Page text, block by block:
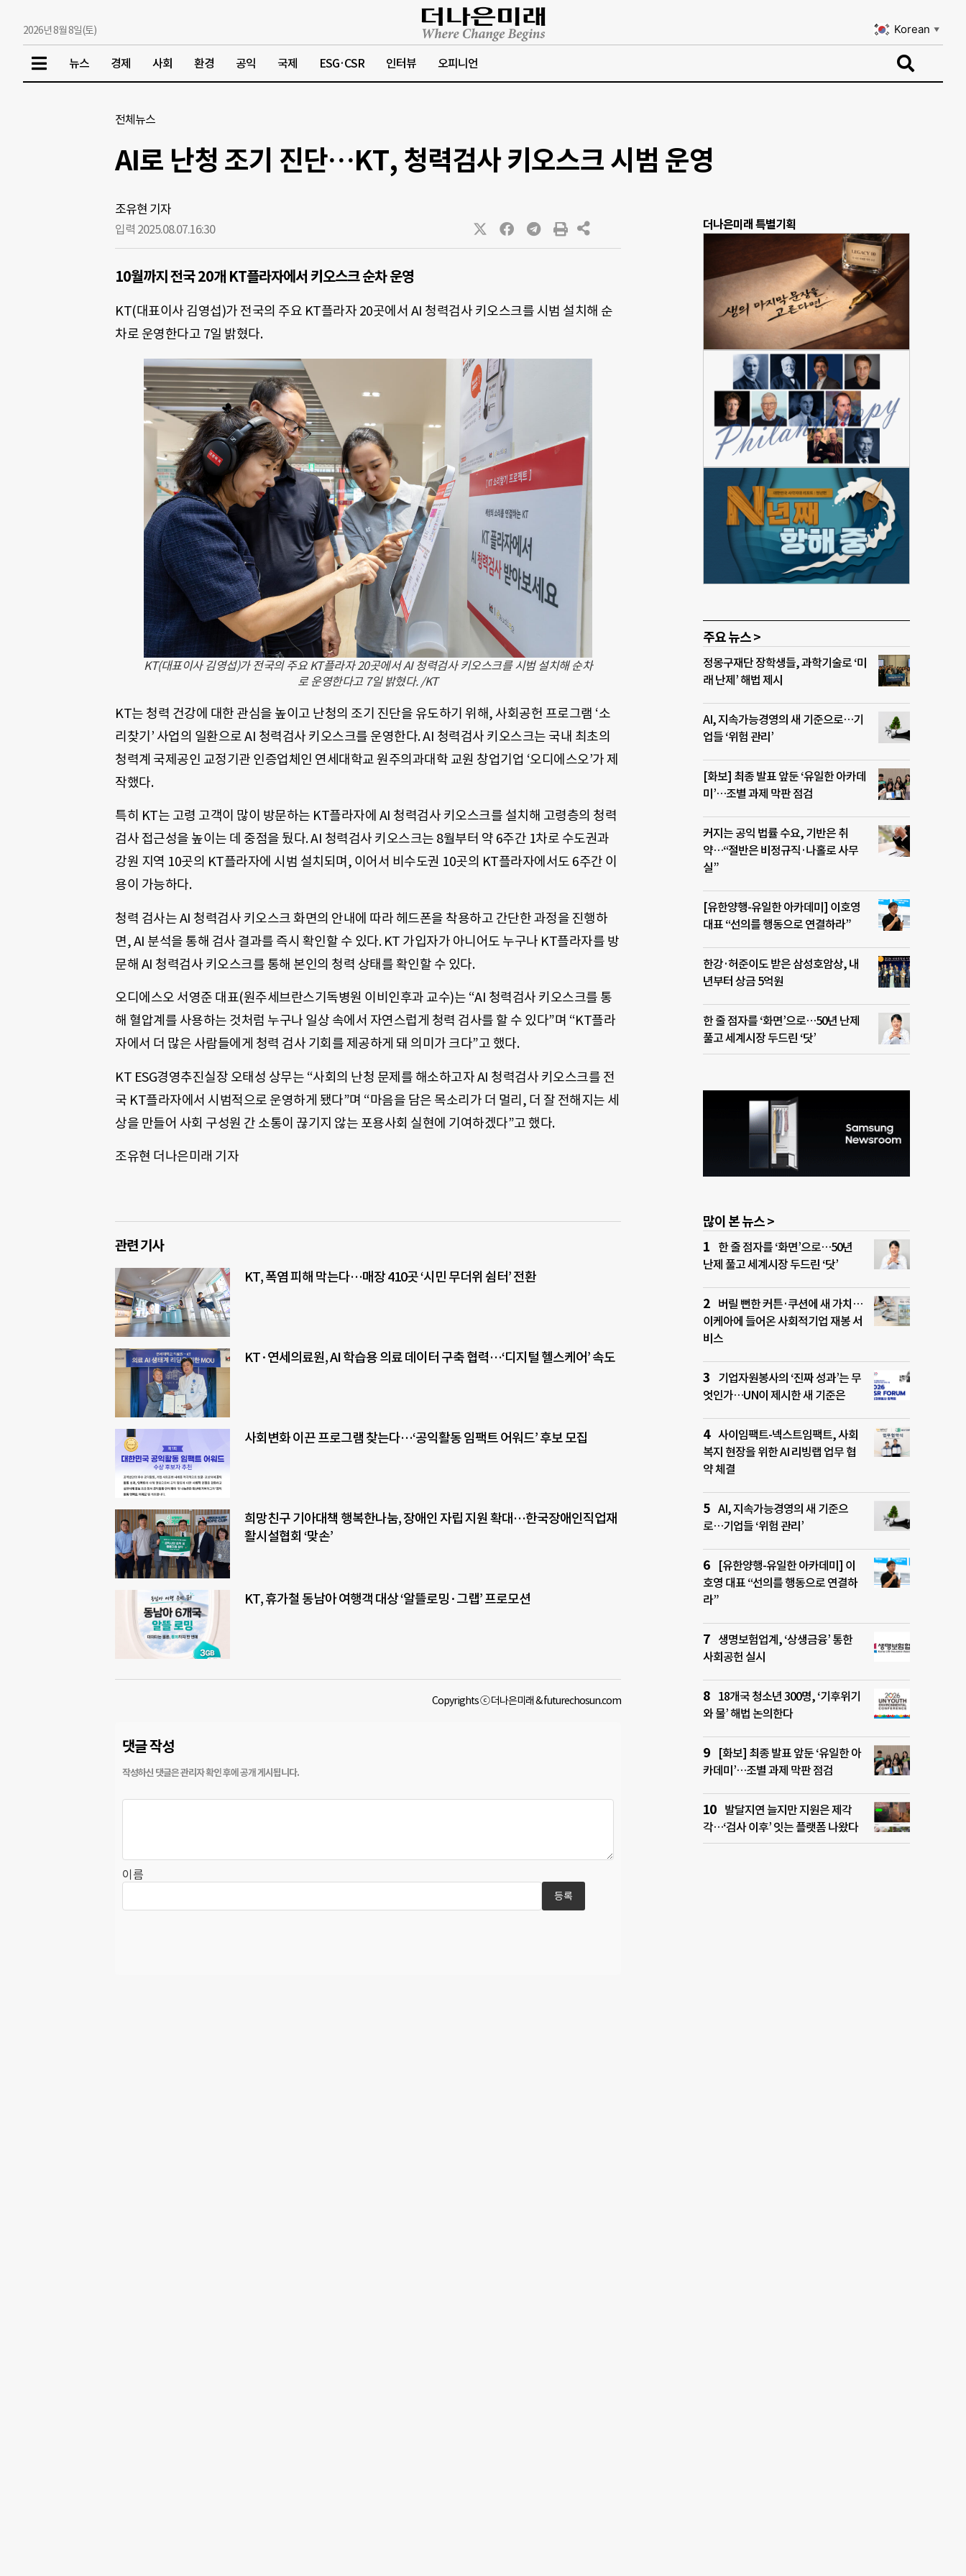
2026년 8월 8일(토) Korean ▼
뉴스 경제 사회 환경 공익 국제 ESG·CSR 인터뷰 오피니언
전체뉴스
AI로 난청 조기 진단…KT, 청력검사 키오스크 시범 운영
조유현 기자
입력 2025.08.07.16:30
10월까지 전국 20개 KT플라자에서 키오스크 순차 운영
KT(대표이사 김영섭)가 전국의 주요 KT플라자 20곳에서 AI 청력검사 키오스크를 시범 설치해 순
차로 운영한다고 7일 밝혔다.
KT(대표이사 김영섭)가 전국의 주요 KT플라자 20곳에서 AI 청력검사 키오스크를 시범 설치해 순차
로 운영한다고 7일 밝혔다. /KT
KT는 청력 건강에 대한 관심을 높이고 난청의 조기 진단을 유도하기 위해, 사회공헌 프로그램 ‘소
리찾기’ 사업의 일환으로 AI 청력검사 키오스크를 운영한다. AI 청력검사 키오스크는 국내 최초의
청력계 국제공인 교정기관 인증업체인 연세대학교 원주의과대학 교원 창업기업 ‘오디에스오’가 제
작했다.
특히 KT는 고령 고객이 많이 방문하는 KT플라자에 AI 청력검사 키오스크를 설치해 고령층의 청력
검사 접근성을 높이는 데 중점을 뒀다. AI 청력검사 키오스크는 8월부터 약 6주간 1차로 수도권과
강원 지역 10곳의 KT플라자에 시범 설치되며, 이어서 비수도권 10곳의 KT플라자에서도 6주간 이
용이 가능하다.
청력 검사는 AI 청력검사 키오스크 화면의 안내에 따라 헤드폰을 착용하고 간단한 과정을 진행하
면, AI 분석을 통해 검사 결과를 즉시 확인할 수 있다. KT 가입자가 아니어도 누구나 KT플라자를 방
문해 AI 청력검사 키오스크를 통해 본인의 청력 상태를 확인할 수 있다.
오디에스오 서영준 대표(원주세브란스기독병원 이비인후과 교수)는 “AI 청력검사 키오스크를 통
해 혈압계를 사용하는 것처럼 누구나 일상 속에서 자연스럽게 청력 검사를 할 수 있다”며 “KT플라
자에서 더 많은 사람들에게 청력 검사 기회를 제공하게 돼 의미가 크다”고 했다.
KT ESG경영추진실장 오태성 상무는 “사회의 난청 문제를 해소하고자 AI 청력검사 키오스크를 전
국 KT플라자에서 시범적으로 운영하게 됐다”며 “마음을 담은 목소리가 더 멀리, 더 잘 전해지는 세
상을 만들어 사회 구성원 간 소통이 끊기지 않는 포용사회 실현에 기여하겠다”고 했다.
조유현 더나은미래 기자
관련 기사
KT, 폭염 피해 막는다…매장 410곳 ‘시민 무더위 쉼터’ 전환
KT·연세의료원, AI 학습용 의료 데이터 구축 협력…‘디지털 헬스케어’ 속도
사회변화 이끈 프로그램 찾는다…‘공익활동 임팩트 어워드’ 후보 모집
희망친구 기아대책 행복한나눔, 장애인 자립 지원 확대…한국장애인직업재
활시설협회 ‘맞손’
KT, 휴가철 동남아 여행객 대상 ‘알뜰로밍·그랩’ 프로모션
Copyrights ⓒ 더나은미래 & futurechosun.com
댓글 작성
이름
더나은미래 특별기획
주요 뉴스 >
정몽구재단 장학생들, 과학기술로 ‘미
래 난제’ 해법 제시
AI, 지속가능경영의 새 기준으로…기
업들 ‘위험 관리’
[화보] 최종 발표 앞둔 ‘유일한 아카데
미’…조별 과제 막판 점검
커지는 공익 법률 수요, 기반은 취
약…“절반은 비정규직·나홀로 사무
실”
[유한양행-유일한 아카데미] 이호영
대표 “선의를 행동으로 연결하라”
한강·허준이도 받은 삼성호암상, 내
년부터 상금 5억원
한 줄 점자를 ‘화면’으로…50년 난제
풀고 세계시장 두드린 ‘닷’
많이 본 뉴스 >
한 줄 점자를 ‘화면’으로…50년
난제 풀고 세계시장 두드린 ‘닷’
버릴 뻔한 커튼·쿠션에 새 가치…
이케아에 들어온 사회적기업 재봉 서
비스
기업자원봉사의 ‘진짜 성과’는 무
엇인가…UN이 제시한 새 기준은
사이임팩트-넥스트임팩트, 사회
복지 현장을 위한 AI 리빙랩 업무 협
약 체결
AI, 지속가능경영의 새 기준으
로…기업들 ‘위험 관리’
[유한양행-유일한 아카데미] 이
호영 대표 “선의를 행동으로 연결하
라”
생명보험업계, ‘상생금융’ 통한
사회공헌 실시
18개국 청소년 300명, ‘기후위기
와 물’ 해법 논의한다
[화보] 최종 발표 앞둔 ‘유일한 아
카데미’…조별 과제 막판 점검
발달지연 늘지만 지원은 제각
각…‘검사 이후’ 잇는 플랫폼 나왔다